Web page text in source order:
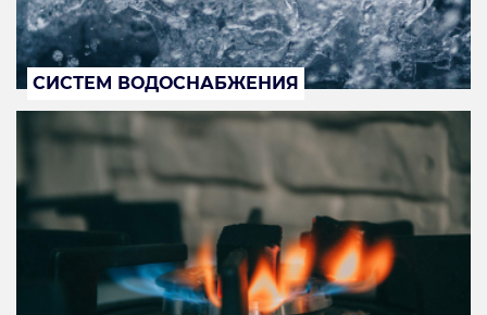
СИСТЕМ ВОДОСНАБЖЕНИЯ